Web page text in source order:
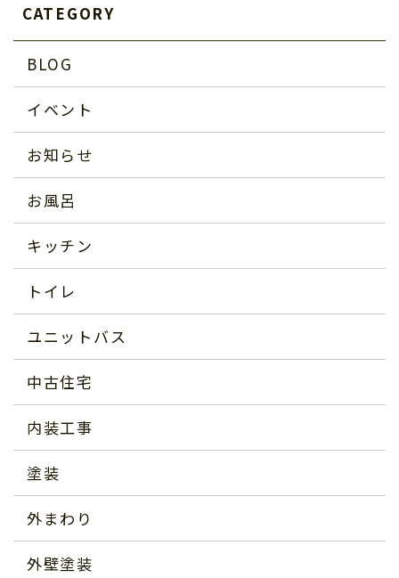
CATEGORY
BLOG
イベント
お知らせ
お風呂
キッチン
トイレ
ユニットバス
中古住宅
内装工事
塗装
外まわり
外壁塗装